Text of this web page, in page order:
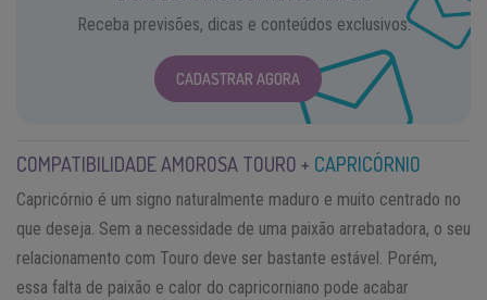
Receba previsões, dicas e conteúdos exclusivos.
CADASTRAR AGORA
COMPATIBILIDADE AMOROSA TOURO + CAPRICÓRNIO
Capricórnio é um signo naturalmente maduro e muito centrado no
que deseja. Sem a necessidade de uma paixão arrebatadora, o seu
relacionamento com Touro deve ser bastante estável. Porém,
essa falta de paixão e calor do capricorniano pode acabar